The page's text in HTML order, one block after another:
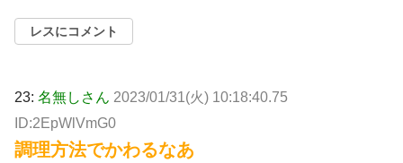
レスにコメント
23: 名無しさん 2023/01/31(火) 10:18:40.75
ID:2EpWlVmG0
調理方法でかわるなあ